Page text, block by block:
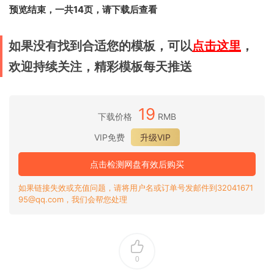
预览结束，一共14页，请下载后查看
如果没有找到合适您的模板，可以点击这里 ，
欢迎持续关注，精彩模板每天推送
下载价格 19 RMB
VIP免费
升级VIP
点击检测网盘有效后购买
如果链接失效或充值问题，请将用户名或订单号发邮件到32041671
95@qq.com，我们会帮您处理
0